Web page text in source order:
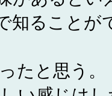
知ることが
たと思う